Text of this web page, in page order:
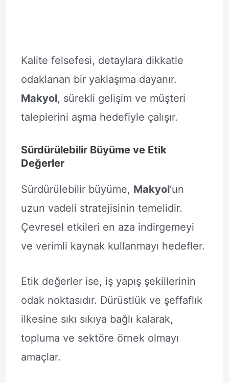
Kalite felsefesi, detaylara dikkatle
odaklanan bir yaklaşıma dayanır.
Makyol, sürekli gelişim ve müşteri
taleplerini aşma hedefiyle çalışır.
Sürdürülebilir Büyüme ve Etik
Değerler
Sürdürülebilir büyüme, Makyol‘un
uzun vadeli stratejisinin temelidir.
Çevresel etkileri en aza indirgemeyi
ve verimli kaynak kullanmayı hedefler.
Etik değerler ise, iş yapış şekillerinin
odak noktasıdır. Dürüstlük ve şeffaflık
ilkesine sıkı sıkıya bağlı kalarak,
topluma ve sektöre örnek olmayı
amaçlar.